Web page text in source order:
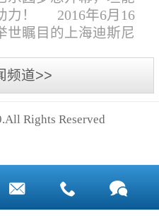
，大海...
在欣赏美丽西湖景色
，第一印象就是杭州
本次峰会举办的核心
主要囊括了奥体中
际博览中心、超高层
店和地铁上盖物业，
力！ 2016年6月16
世瞩目的上海迪斯尼
园、探险岛、宝藏
日世界和梦幻世界，
面纱。根据迪斯尼官
人数最多的迪斯尼乐
于浦东新区川...
频道>>
Rights Reserved